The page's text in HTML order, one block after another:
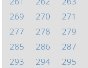
269
270 271
277
278 279
285
286 287
293
294 295